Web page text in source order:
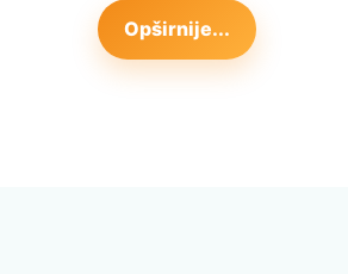
Opširnije...